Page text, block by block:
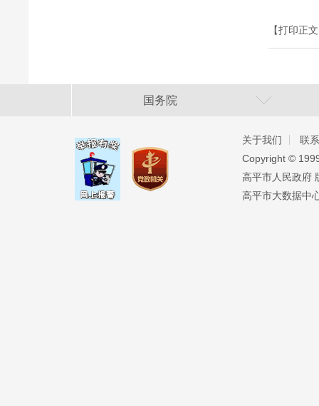
【打印正
国务院
关于我们
联
Copyright ©️
高平市人民政府
高平市大数据